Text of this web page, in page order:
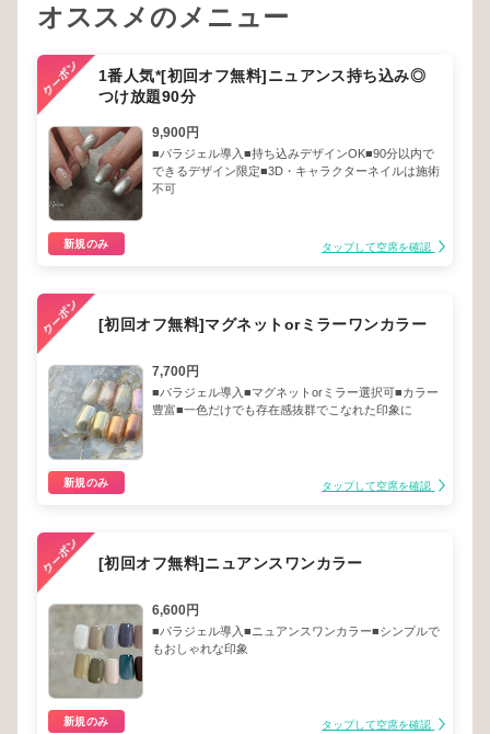
オススメのメニュー
1番人気*[初回オフ無料]ニュアンス持ち込み◎
つけ放題90分
9,900円
■パラジェル導入■持ち込みデザインOK■90分以内で
できるデザイン限定■3D・キャラクターネイルは施術
不可
新規のみ タップして空席を確認
[初回オフ無料]マグネットorミラーワンカラー
7,700円
■パラジェル導入■マグネットorミラー選択可■カラー
豊富■一色だけでも存在感抜群でこなれた印象に
新規のみ タップして空席を確認
[初回オフ無料]ニュアンスワンカラー
6,600円
■パラジェル導入■ニュアンスワンカラー■シンプルで
もおしゃれな印象
新規のみ タップして空席を確認